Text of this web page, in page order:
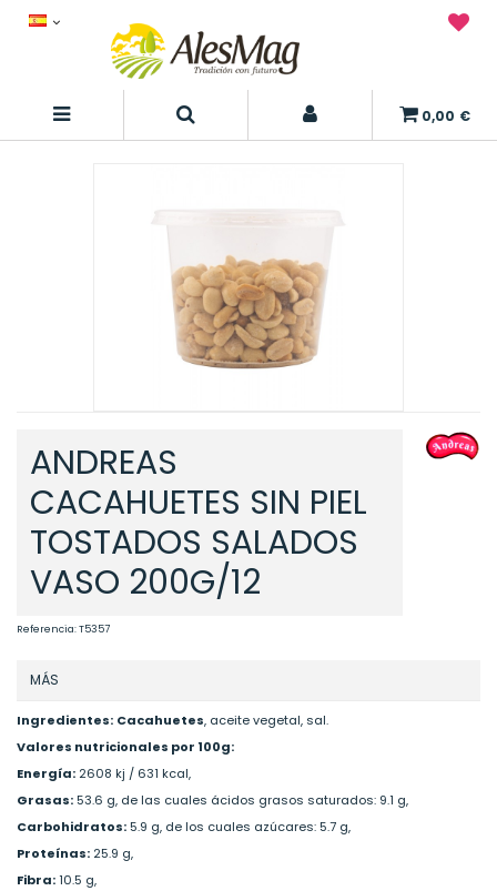
0,00 €
ANDREAS
CACAHUETES SIN PIEL
TOSTADOS SALADOS
VASO 200G/12
Referencia:T5357
MÁS
Ingredientes: Cacahuetes, aceite vegetal, sal.
Valores nutricionales por 100g:
Energía: 2608 kj / 631 kcal,
Grasas:53.6 g, de las cuales ácidos grasos saturados: 9.1 g,
Carbohidratos:5.9 g, de los cuales azúcares: 5.7 g,
Proteínas: 25.9 g,
Fibra:10.5 g,